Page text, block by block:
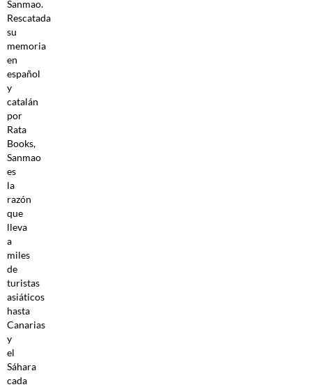
Sanmao.
Rescatada
su
memoria
en
español
y
catalán
por
Rata
Books,
Sanmao
es
la
razón
que
lleva
a
miles
de
turistas
asiáticos
hasta
Canarias
y
el
Sáhara
cada